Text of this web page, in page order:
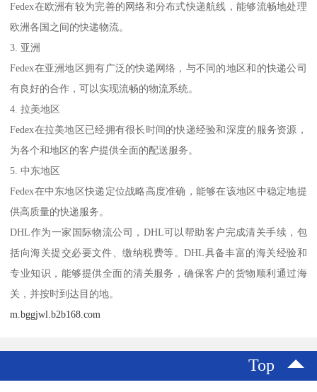
Fedex在欧洲有较为完善的网络和分布式快递航线，能够流畅地处理
欧洲各国之间的快递物流。
3. 亚洲
Fedex在亚洲地区拥有广泛的快递网络，与不同的地区和的快递公司
有良好的合作，可以实现流畅的物流系统。
4. 拉美地区
Fedex在拉美地区已经拥有很长时间的快递经验和深度的服务资源，
为各个和地区的客户提供全面的配送服务。
5. 中东地区
Fedex在中东地区快递定位战略高度准确，能够在该地区中稳定地提
供高质量的快递服务。
DHL作为一家国际物流公司，DHL可以帮助客户完成清关手续，包
括向海关提交必要文件、缴纳税费等。DHL具备丰富的海关经验和
专业知识，能够提供全面的清关服务，确保客户的货物顺利通过海
关，并按时到达目的地。
m.bggjwl.b2b168.com
Top